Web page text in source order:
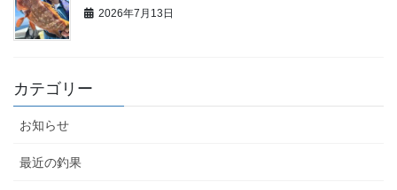
2026年7月13日
カテゴリー
お知らせ
最近の釣果